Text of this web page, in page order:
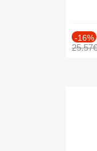
-16%
25.57€